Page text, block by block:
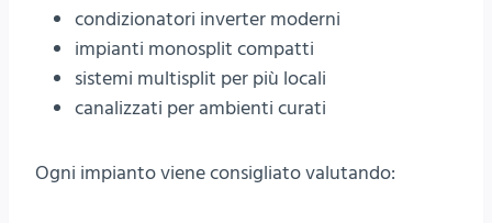
condizionatori inverter moderni
impianti monosplit compatti
sistemi multisplit per più locali
canalizzati per ambienti curati
Ogni impianto viene consigliato valutando: